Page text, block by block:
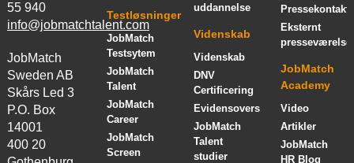
55 940
info@jobmatchtalent.com
JobMatch
Sweden AB
Skårs Led 3
P.O. Box
14001
400 20
Testløsninger
JobMatch
Testsytem
JobMatch
Talent
JobMatch
Career
JobMatch
Screen
uddannelse
Videnskab
Videnskab
DNV
Certificering
Evidensoversigt
JobMatch
Talent
studier
Pressekontakt
Eksternt
presseværelse
JobMatch
Academy
Video
Artikler
JobMatch
HR Blog